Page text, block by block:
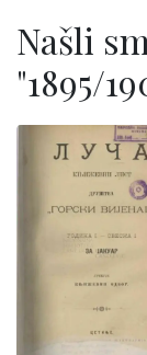
Našli
"1895/